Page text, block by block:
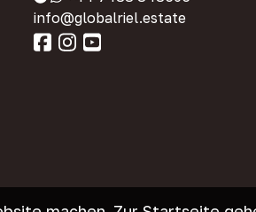
info@globalriel.estate